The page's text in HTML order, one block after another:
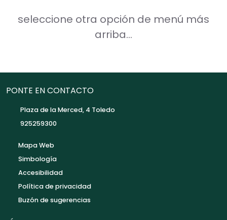
seleccione otra opción de menú más
arriba...
PONTE EN CONTACTO
Plaza de la Merced, 4 Toledo
925259300
Mapa Web
Simbología
Accesibilidad
Política de privacidad
Buzón de sugerencias